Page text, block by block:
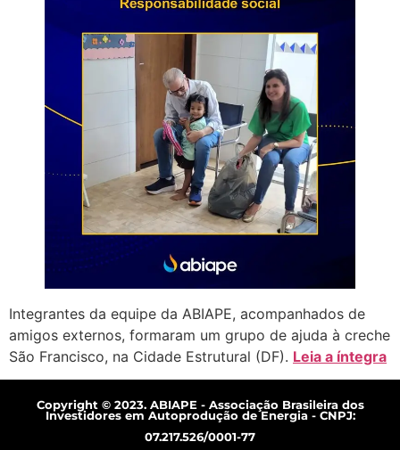
Integrantes da equipe da ABIAPE, acompanhados de
amigos externos, formaram um grupo de ajuda à creche
São Francisco, na Cidade Estrutural (DF). Leia a íntegra
Copyright © 2023. ABIAPE - Associação Brasileira dos
Investidores em Autoprodução de Energia - CNPJ:
07.217.526/0001-77